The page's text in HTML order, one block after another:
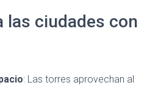
las ciudades con
: Las torres aprovechan al